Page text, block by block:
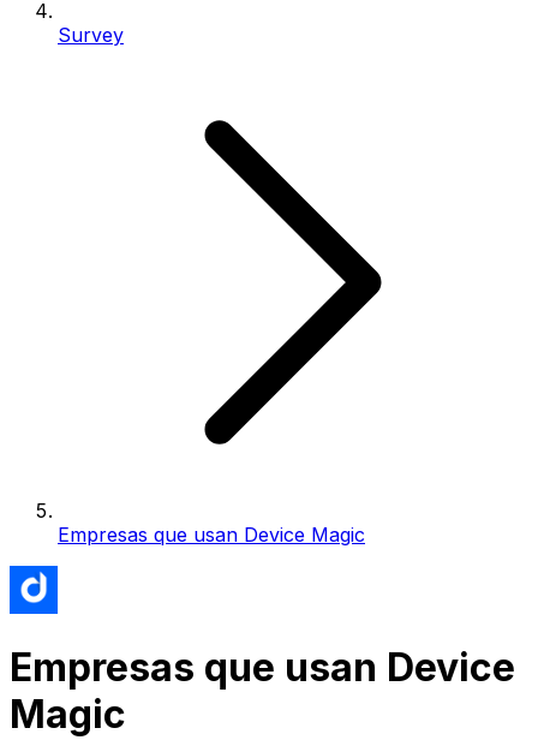
Survey
Empresas que usan Device Magic
Empresas que usan Device
Magic